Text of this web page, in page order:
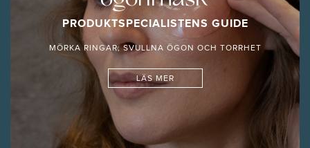
PRODUKTSPECIALISTENS GUIDE
MÖRKA RINGAR, SVULLNA ÖGON OCH TORRHET
LÄS MER